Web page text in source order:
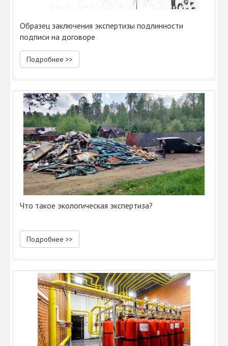
Образец заключения экспертизы подлинности
подписи на договоре
Подробнее >>
Что такое экологическая экспертиза?
Подробнее >>